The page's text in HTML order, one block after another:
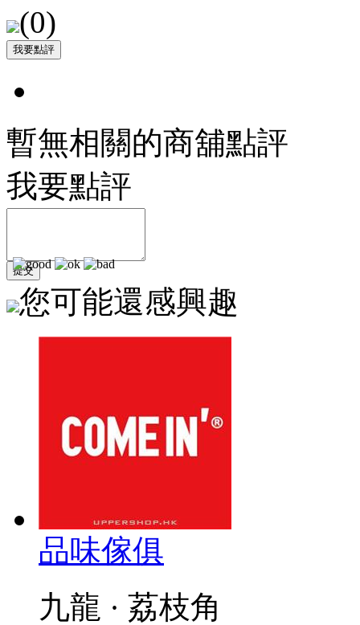
(0)
暫無相關的商舖點評
我要點評
您可能還感興趣
品味傢俱
九龍 · 荔枝角